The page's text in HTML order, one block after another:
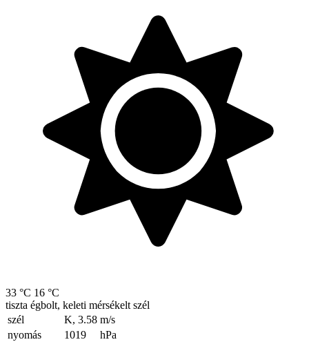
33 °C 16 °C
tiszta égbolt, keleti mérsékelt szél
szél
K, 3.58 m/s
nyomás
1019
hPa